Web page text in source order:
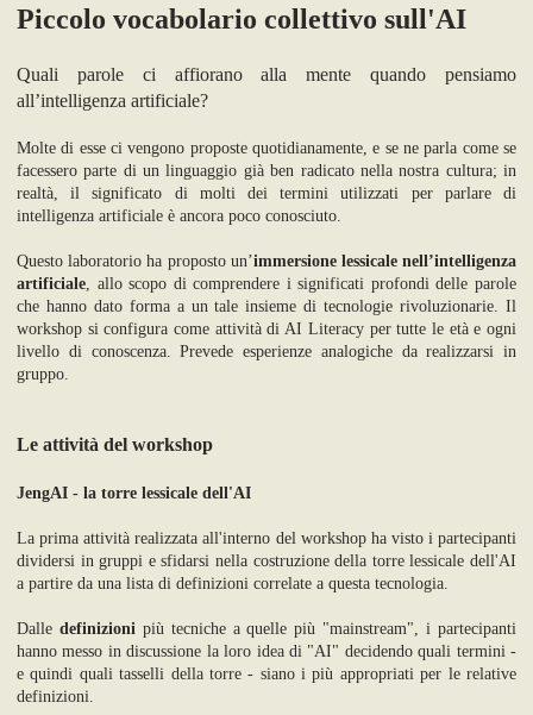
Piccolo vocabolario collettivo sull'AI
Quali parole ci affiorano alla mente quando pensiamo
all’intelligenza artificiale?
Molte di esse ci vengono proposte quotidianamente, e se ne parla come se
facessero parte di un linguaggio già ben radicato nella nostra cultura; in
realtà, il significato di molti dei termini utilizzati per parlare di
intelligenza artificiale è ancora poco conosciuto.
Questo laboratorio ha proposto un’immersione lessicale nell’intelligenza
artificiale, allo scopo di comprendere i significati profondi delle parole
che hanno dato forma a un tale insieme di tecnologie rivoluzionarie. Il
workshop si configura come attività di AI Literacy per tutte le età e ogni
livello di conoscenza. Prevede esperienze analogiche da realizzarsi in
gruppo.
Le attività del workshop
JengAI - la torre lessicale dell'AI
La prima attività realizzata all'interno del workshop ha visto i partecipanti
dividersi in gruppi e sfidarsi nella costruzione della torre lessicale dell'AI
a partire da una lista di definizioni correlate a questa tecnologia.
Dalle definizionipiù tecniche a quelle più "mainstream", i partecipanti
hanno messo in discussione la loro idea di "AI" decidendo quali termini -
e quindi quali tasselli della torre - siano i più appropriati per le relative
definizioni.